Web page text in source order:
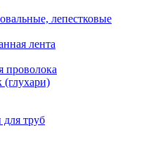
лепестковые
лента
проволока
труб